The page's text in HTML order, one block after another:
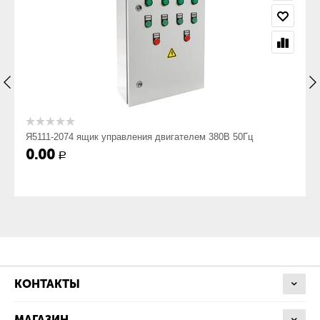
~50
Номинальное напряжение, В
Номинальный ток, А
Я5111-2074 ящик управления двигателем 380В 50Гц
0.00 Р
КОНТАКТЫ